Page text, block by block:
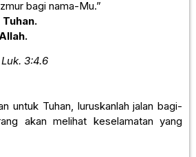
bagi nama-Mu.”
Luk. 3:4.6
untuk Tuhan, luruskanlah jalan bagi-
akan melihat keselamatan yang